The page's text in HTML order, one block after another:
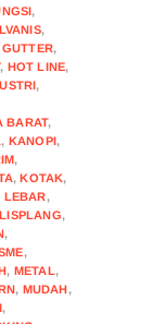
,
,
GUTTER,
, HOT LINE,
,
BARAT,
, KANOPI,
,
,KOTAK,
LEBAR,
LISPLANG,
,
,
, METAL,
, MUDAH,
,